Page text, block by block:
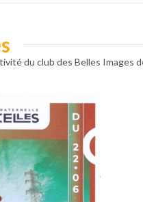
du club des Belles Images